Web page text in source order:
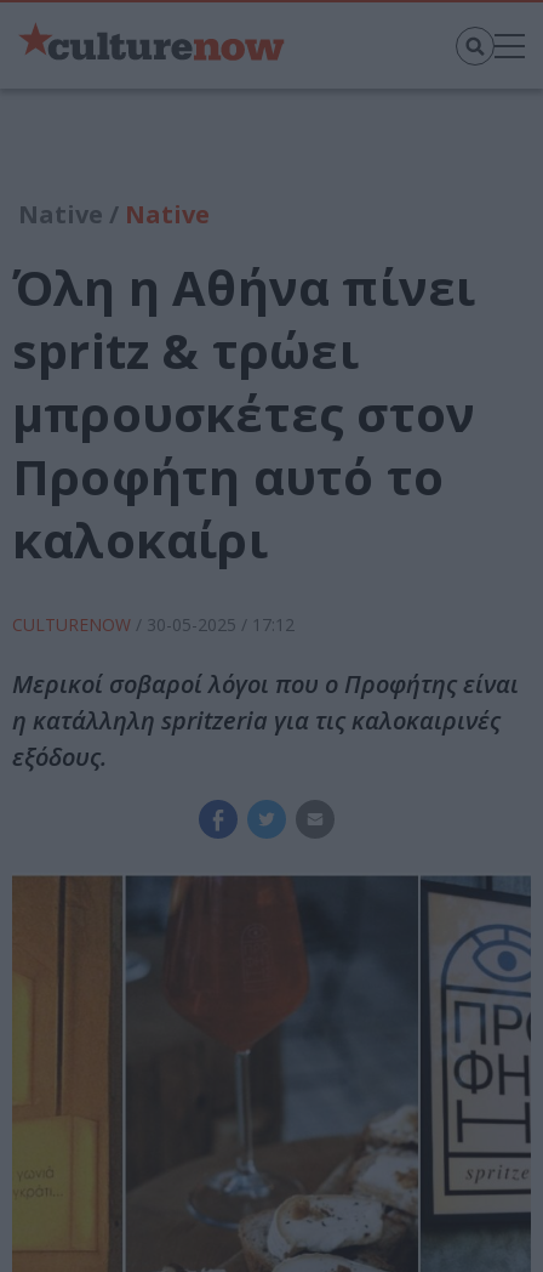
Native / Native
Όλη η Αθήνα πίνει
spritz & τρώει
μπρουσκέτες στον
Προφήτη αυτό το
καλοκαίρι
CULTURENOW / 30-05-2025 / 17:12
Μερικοί σοβαροί λόγοι που ο Προφήτης είναι
η κατάλληλη spritzeria για τις καλοκαιρινές
εξόδους.